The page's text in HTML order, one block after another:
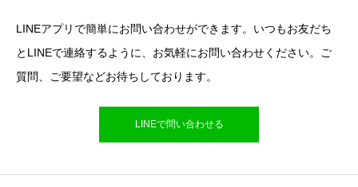
LINEアプリで簡単にお問い合わせができます。いつもお友だち
とLINEで連絡するように、お気軽にお問い合わせください。ご
質問、ご要望などお待ちしております。
LINEで問い合わせる